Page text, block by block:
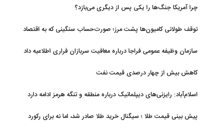
چرا آمریکا جنگ‌ها را یکی پس از دیگری می‌بازد؟
توقف طولانی کامیون‌ها پشت مرز؛ صورت‌حساب سنگینی که به اقتصاد
سازمان وظیفه عمومی فراجا درباره معافیت سربازان فراری اطلاعیه داد
کاهش بیش از چهار درصدی قیمت نفت
اسلام‌آباد: رایزنی‌های دیپلماتیک درباره منطقه و تنگه هرمز ادامه دارد
پیش بینی قیمت طلا ؛ سیگنال خرید طلا صادر شد، اما نه برای رکورد